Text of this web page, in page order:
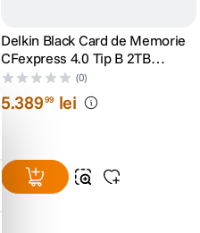
Delkin Black Card de Memorie
CFexpress 4.0 Tip B 2TB
VPG400 R3700/W3220
(0)
5.38999 lei